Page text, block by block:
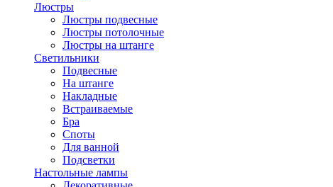
Люстры
Люстры подвесные
Люстры потолочные
Люстры на штанге
Светильники
Подвесные
На штанге
Накладные
Встраиваемые
Бра
Споты
Для ванной
Подсветки
Настольные лампы